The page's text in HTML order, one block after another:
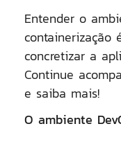
Entender o
containerização
concretizar a
Continue
e saiba mais!
O ambiente